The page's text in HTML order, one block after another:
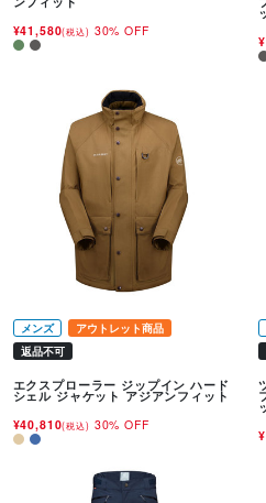
¥41,580(税込) 30% OFF
メンズ
アウトレット商品
返品不可
エクスプローラー ジップイン ハード
シェル ジャケット アジアンフィット
¥40,810(税込) 30% OFF